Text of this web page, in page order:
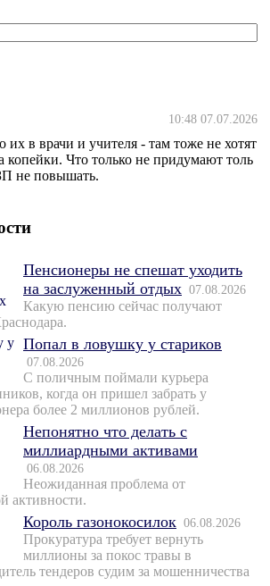
10:48 07.07.2026
их в врачи и учителя - там тоже не хотят
копейки. Что только не придумают толь
не повышать.
Пенсионеры не спешат уходить
на заслуженный отдых 07.08.2026
Какую пенсию сейчас получают
Попал в ловушку у стариков
07.08.2026
С поличным поймали курьера
когда он пришел забрать у
более 2 миллионов рублей.
Непонятно что делать с
миллиардными активами
06.08.2026
Неожиданная проблема от
активности.
Король газонокосилок 06.08.2026
Прокуратура требует вернуть
миллионы за покос травы в
тендеров судим за мошенничества